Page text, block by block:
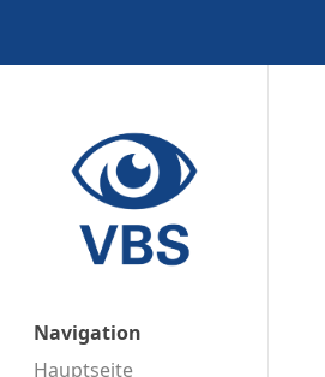
Navigation
Hauptseite